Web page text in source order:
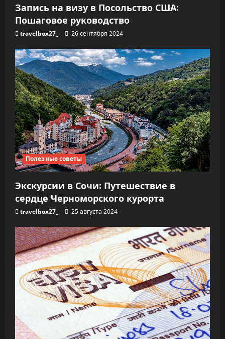
Запись на визу в Посольство США:
Пошаговое руководство
travelbox27_ 26 сентября 2024
Полезные советы
Экскурсии в Сочи: Путешествие в
сердце Черноморского курорта
travelbox27_ 25 августа 2024